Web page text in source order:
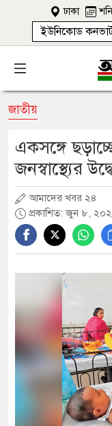
ঢাকা
ইউনিকোড
জাতীয়
একসঙ্গে
জনস্বাস্থ্যের
আমাদের খবর ২৪
প্রকাশিত: জুন ৮,